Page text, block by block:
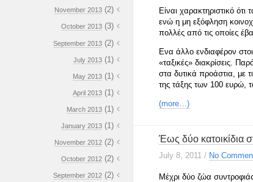
Είναι χαρακτηριστικό
ενώ η μη εξόφληση
πολλές από τις οποίες
Ενα άλλο ενδιαφέρον
«ταξικές» διακρίσεις.
στα δυτικά προάστια, με
της τάξης των 100 ευρώ,
(more…)
Έως δύο κατοικίδια
July 8, 2011/ No
Μέχρι δύο ζώα
November 2013(2)
October 2013(3)
September 2013(2)
July 2013(1)
May 2013(1)
April 2013(1)
March 2013(1)
January 2013(1)
November 2012(2)
October 2012(2)
September 2012(2)